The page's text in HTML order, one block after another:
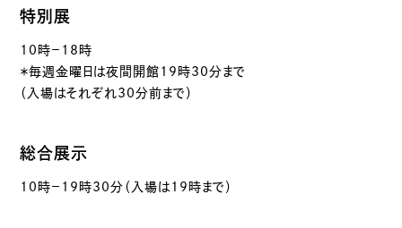
特別展
10時－18時
＊毎週金曜日は夜間開館19時30分まで
（入場はそれぞれ30分前まで）
総合展示
10時－19時30分（入場は19時まで）